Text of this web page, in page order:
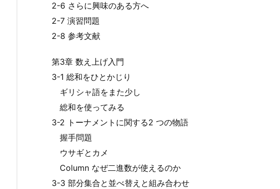
2-6 さらに興味のある方へ
2-7 演習問題
2-8 参考文献
第3章 数え上げ入門
3-1 総和をひとかじり
ギリシャ語をまた少し
総和を使ってみる
3-2 トーナメントに関する2 つの物語
握手問題
ウサギとカメ
Column なぜ二進数が使えるのか
3-3 部分集合と並べ替えと組み合わせ